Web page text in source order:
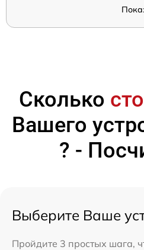
Сколько
Вашего
? -
Выберите Ваше
Пройдите 3 простых шага,